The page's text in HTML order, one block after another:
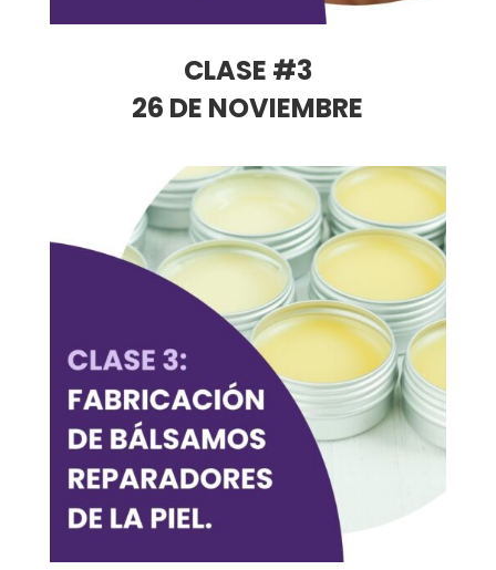
CLASE #3
26 DE NOVIEMBRE